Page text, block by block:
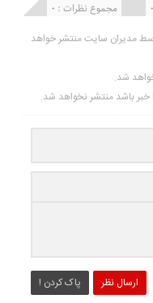
مجموع نظرات : 0
مدیران سایت منتشر خواهد
شد.
خبر باشد منتشر نخواهد شد.
ارسال نظر پاک کردن !